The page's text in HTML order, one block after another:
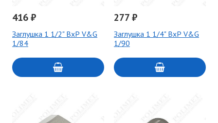
416 ₽
Заглушка 1 1/2" ВхР V&G
1/84
277 ₽
Заглушка 1 1/4" ВхР V&G
1/90